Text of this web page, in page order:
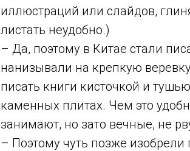
иллюстраций или слайдов,
листать неудобно.)
– Да, поэтому в Китае стали
нанизывали на крепкую
писать книги кисточкой и
каменных плитах. Чем это
занимают, но зато вечные, не
– Поэтому чуть позже